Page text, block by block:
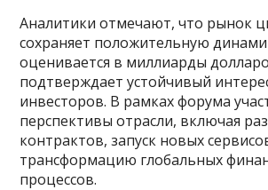
Аналитики отмечают, что рынок
сохраняет положительную
оценивается в миллиарды
подтверждает устойчивый
инвесторов. В рамках форума
перспективы отрасли, включая
контрактов, запуск новых
трансформацию глобальных
процессов.